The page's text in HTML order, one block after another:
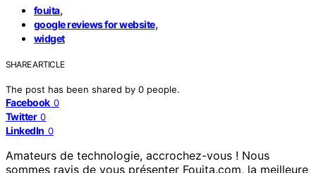
fouita,
google reviews for website,
widget
SHARE ARTICLE
The post has been shared by 0 people.
Facebook 0
Twitter 0
LinkedIn 0
Amateurs de technologie, accrochez-vous ! Nous
sommes ravis de vous présenter Fouita.com, la meilleure